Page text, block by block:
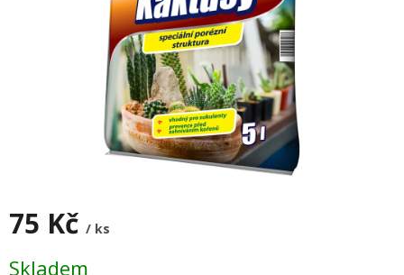
75 Kč / ks
cena:
Skladem